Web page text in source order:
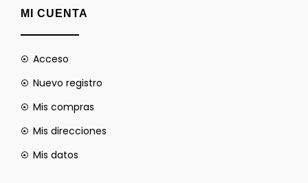
MI CUENTA
Acceso
Nuevo registro
Mis compras
Mis direcciones
Mis datos